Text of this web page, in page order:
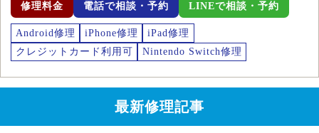
修理料金 電話で相談・予約 LINEで相談・予約
Android修理 iPhone修理
iPad修理
クレジットカード利用可
Nintendo Switch修理
最新修理記事